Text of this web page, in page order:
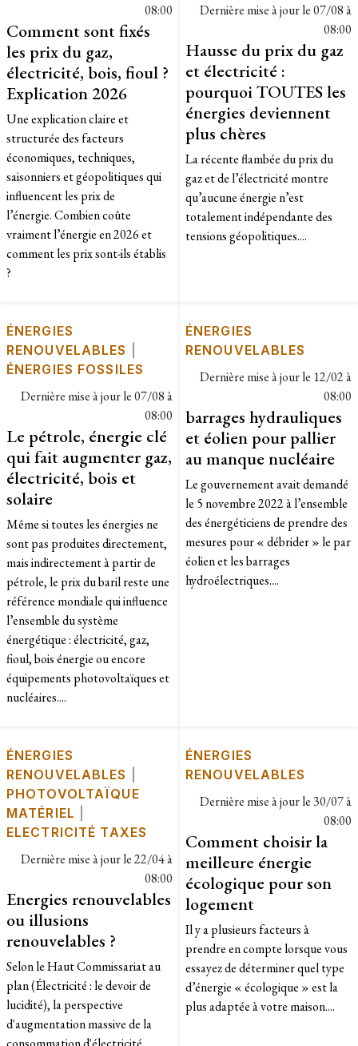
08:00
Comment sont fixés
les prix du gaz,
électricité, bois, fioul ?
Explication 2026
Une explication claire et
structurée des facteurs
économiques, techniques,
saisonniers et géopolitiques qui
influencent les prix de
l’énergie. Combien coûte
vraiment l’énergie en 2026 et
comment les prix sont-ils établis
?
Dernière mise à jour le07/08 à
08:00
Hausse du prix du gaz
et électricité :
pourquoi TOUTES les
énergies deviennent
plus chères
La récente flambée du prix du
gaz et de l’électricité montre
qu’aucune énergie n’est
totalement indépendante des
tensions géopolitiques....
ÉNERGIES
RENOUVELABLES
ÉNERGIES FOSSILES
Dernière mise à jour le07/08 à
08:00
Le pétrole, énergie clé
qui fait augmenter gaz,
électricité, bois et
solaire
Même si toutes les énergies ne
sont pas produites directement,
mais indirectement à partir de
pétrole, le prix du baril reste une
référence mondiale qui influence
l’ensemble du système
énergétique : électricité, gaz,
fioul, bois énergie ou encore
équipements photovoltaïques et
nucléaires....
ÉNERGIES
RENOUVELABLES
Dernière mise à jour le 12/02 à
08:00
barrages hydrauliques
et éolien pour pallier
au manque nucléaire
Le gouvernement avait demandé
le 5 novembre 2022 à l’ensemble
des énergéticiens de prendre des
mesures pour « débrider » le par
éolien et les barrages
hydroélectriques....
ÉNERGIES
RENOUVELABLES
PHOTOVOLTAÏQUE
MATÉRIEL
ELECTRICITÉ TAXES
Dernière mise à jour le22/04 à
08:00
Energies renouvelables
ou illusions
renouvelables ?
Selon le Haut Commissariat au
plan (Électricité : le devoir de
lucidité), la perspective
d'augmentation massive de la
ÉNERGIES
RENOUVELABLES
Dernière mise à jour le 30/07 à
08:00
Comment choisir la
meilleure énergie
écologique pour son
logement
Il y a plusieurs facteurs à
prendre en compte lorsque vous
essayez de déterminer quel type
d’énergie « écologique » est la
plus adaptée à votre maison....